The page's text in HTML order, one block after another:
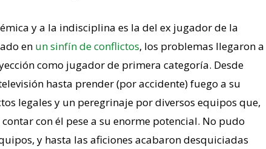
y a la indisciplina es la del ex jugador de la
en un sinfín de conflictos, los problemas llegaron a
como jugador de primera categoría. Desde
hasta prender (por accidente) fuego a su
legales y un peregrinaje por diversos equipos que,
con él pese a su enorme potencial. No pudo
y hasta las aficiones acabaron desquiciadas